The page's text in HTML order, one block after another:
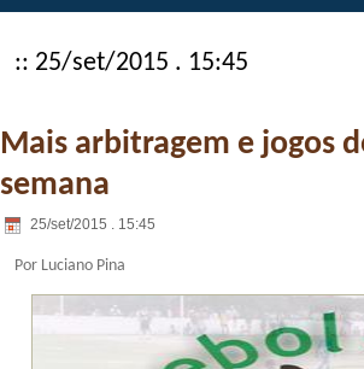
:: 25/set/2015 . 15:45
Mais arbitragem e jogos
semana
25/set/2015 . 15:45
Por Luciano Pina